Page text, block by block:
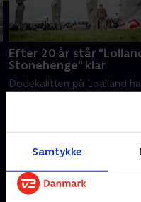
Samtykke
Efter 20 år står
Stonehenge" klar
Dodekalitten på Loalland
Andre så også